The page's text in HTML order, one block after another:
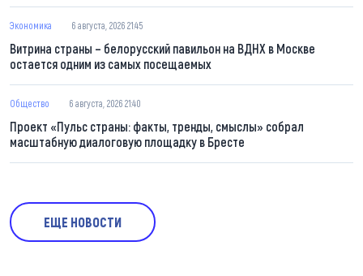
Экономика 6 августа, 2026 21:45
Витрина страны – белорусский павильон на ВДНХ в Москве
остается одним из самых посещаемых
Общество 6 августа, 2026 21:40
Проект «Пульс страны: факты, тренды, смыслы» собрал
масштабную диалоговую площадку в Бресте
ЕЩЕ НОВОСТИ